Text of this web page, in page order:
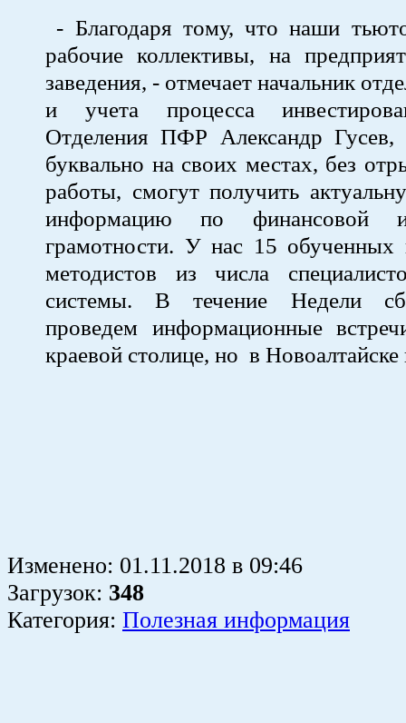
- Благодаря тому, что наши
рабочие коллективы, на
заведения, - отмечает начальник
и учета процесса
Отделения ПФР Александр
буквально на своих местах, без
работы, смогут получить
информацию по финансовой
грамотности. У нас 15 обученных
методистов из числа
системы. В течение Недели
проведем информационные
краевой столице, но в
Изменено: 01.11.2018 в 09:46
Загрузок: 348
Категория: Полезная информация